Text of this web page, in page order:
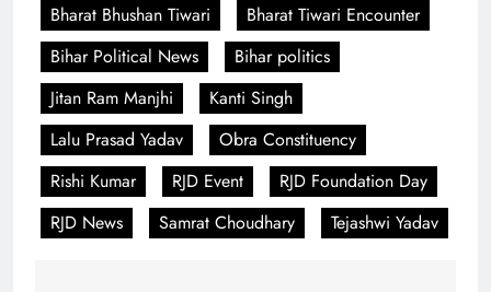
Bharat Bhushan Tiwari
Bharat Tiwari Encounter
Bihar Political News
Bihar politics
Jitan Ram Manjhi
Kanti Singh
Lalu Prasad Yadav
Obra Constituency
Rishi Kumar
RJD Event
RJD Foundation Day
RJD News
Samrat Choudhary Tejashwi Yadav